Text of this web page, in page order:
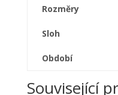
Rozměry
Sloh
Období
Související